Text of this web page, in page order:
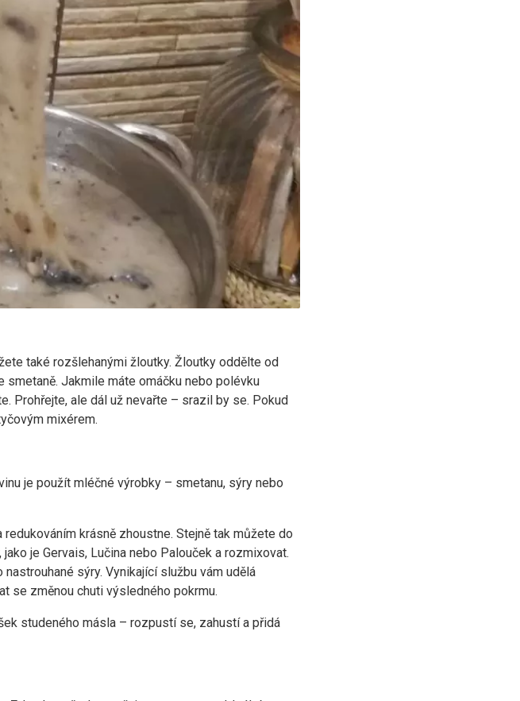
také rozšlehanými žloutky. Žloutky oddělte od
smetaně. Jakmile máte omáčku nebo polévku
Prohřejte, ale dál už nevařte – srazil by se. Pokud
mixérem.
je použít mléčné výrobky – smetanu, sýry nebo
krásně zhoustne. Stejně tak můžete do
je Gervais, Lučina nebo Palouček a rozmixovat.
sýry. Vynikající službu vám udělá
se změnou chuti výsledného pokrmu.
studeného másla – rozpustí se, zahustí a přidá